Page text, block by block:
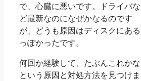
で、心臓に悪いです。ドライバな
ど最新なのになぜかなるのです
が、どうも原因はディスクにある
っぽかったです。
何回か経験して、たぶんこれかな
という原因と対処方法を見つけま